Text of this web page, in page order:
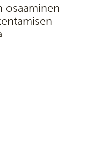
osaaminen